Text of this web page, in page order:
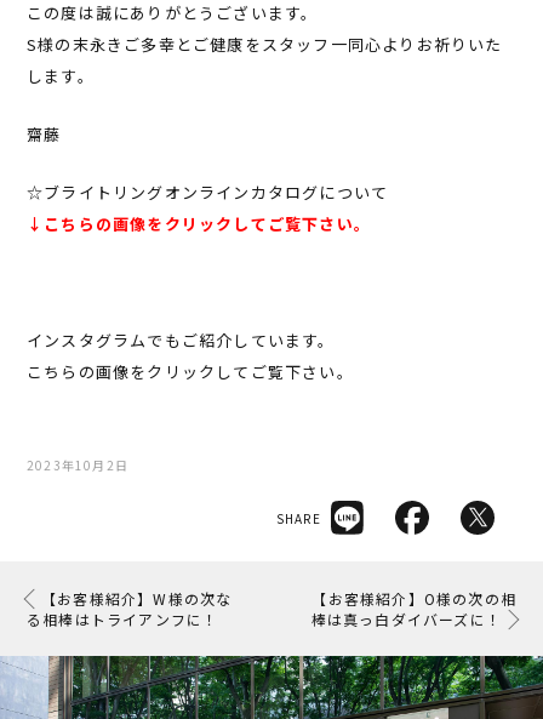
この度は誠にありがとうございます。
S様の末永きご多幸とご健康をスタッフ一同心よりお祈りいた
します。
齋藤
☆ブライトリングオンラインカタログについて
↓こちらの画像をクリックしてご覧下さい。
インスタグラムでもご紹介しています。
こちらの画像をクリックしてご覧下さい。
2023年10月2日
SHARE
【お客様紹介】W様の次な
る相棒はトライアンフに！
【お客様紹介】O様の次の相
棒は真っ白ダイバーズに！